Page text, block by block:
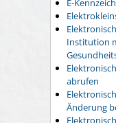
E-
Institution
abrufen
Änderung